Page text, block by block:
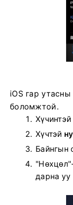
iOS гар
боломжтой.
Хүчинтэй
Хүчтэй
Байнгын
дарна уу